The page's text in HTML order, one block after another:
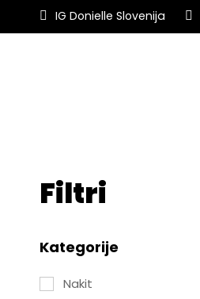
IG Donielle Slovenija
Filtri
Kategorije
Nakit